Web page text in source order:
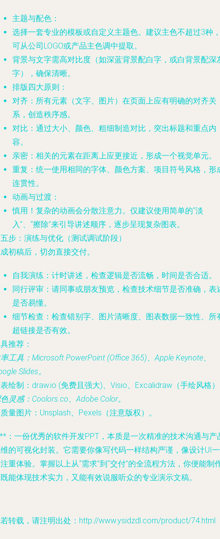
主题与配色 ：
选择一套专业的模板或自定义主题色。建议主色不超过3种
可从公司LOGO或产品主色调中提取。
背景与文字需高对比度（如深蓝背景配白字，或白背景配深
字），确保清晰。
排版四大原则 ：
对齐 ：所有元素（文字、图片）在页面上应有明确的对齐关
系，创造秩序感。
对比 ：通过大小、颜色、粗细制造对比，突出标题和重点内
容。
亲密 ：相关的元素在距离上应更接近，形成一个视觉单元。
重复 ：统一使用相同的字体、颜色方案、项目符号风格，形
连贯性。
动画与过渡 ：
慎用！复杂的动画会分散注意力。仅建议使用简单的“淡
入”、“擦除”来引导讲述顺序，逐步呈现复杂图表。
步：演练与优化（测试调试阶段）
初稿后，切勿直接交付。
自我演练 ：计时讲述，检查逻辑是否流畅，时间是否合适。
同行评审 ：请同事或朋友预览，检查技术细节是否准确，表
是否易懂。
细节检查 ：检查错别字、图片清晰度、图表数据一致性、所
超链接是否有效。
推荐 ：
工具 ：Microsoft PowerPoint (Office 365)、Apple Keynote、
Slides。
绘制 ：draw.io (免费且强大)、Visio、Excalidraw（手绘风格
灵感：Coolors.co、Adobe Color。
量图片 ：Unsplash、Pexels（注意版权）。
：一份优秀的软件开发PPT，本质是一次精准的技术沟通与产
的可视化封装。它需要你像写代码一样结构严谨，像设计UI一
重体验。掌握以上从“需求”到“交付”的全流程方法，你便能制
能体现技术实力，又能有效说服听众的专业演示文稿。
转载，请注明出处：http://www.ysidzdl.com/product/74.html